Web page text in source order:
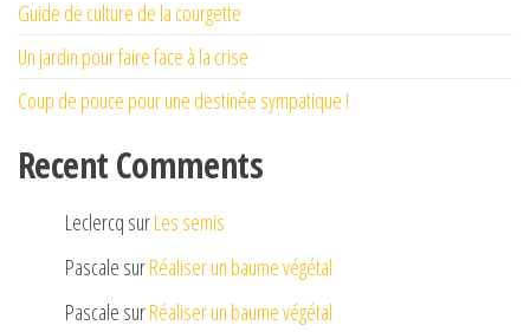
Guide de culture de la courgette
Un jardin pour faire face à la crise
Coup de pouce pour une destinée sympatique !
Recent Comments
Leclercq surLes semis
Pascale surRéaliser un baume végétal
Pascale surRéaliser un baume végétal